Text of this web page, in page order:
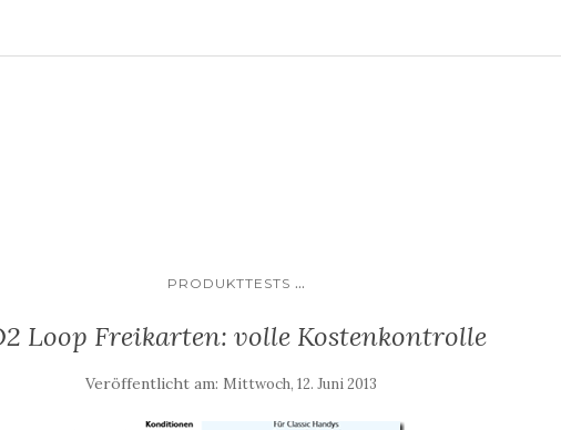
PRODUKTTESTS ...
Loop Freikarten: volle Kostenkontrolle
Veröffentlicht am: Mittwoch, 12. Juni 2013